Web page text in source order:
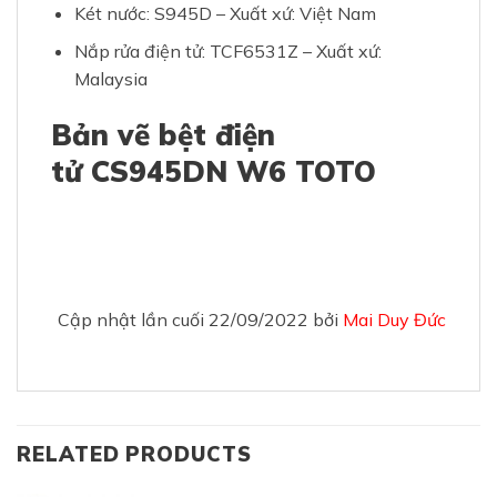
Két nước: S945D – Xuất xứ: Việt Nam
Nắp rửa điện tử: TCF6531Z – Xuất xứ:
Malaysia
Bản vẽ bệt điện
tử CS945DN W6 TOTO
Cập nhật lần cuối 22/09/2022 bởi Mai Duy Đức
RELATED PRODUCTS